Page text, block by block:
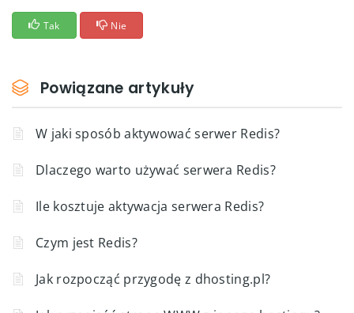
Tak Nie
Powiązane artykuły
W jaki sposób aktywować serwer Redis?
Dlaczego warto używać serwera Redis?
Ile kosztuje aktywacja serwera Redis?
Czym jest Redis?
Jak rozpocząć przygodę z dhosting.pl?